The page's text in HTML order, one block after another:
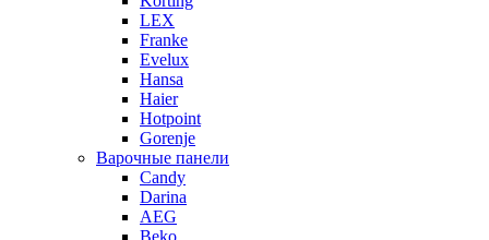
LEX
Franke
Evelux
Hansa
Haier
Hotpoint
Gorenje
Варочные панели
Candy
Darina
AEG